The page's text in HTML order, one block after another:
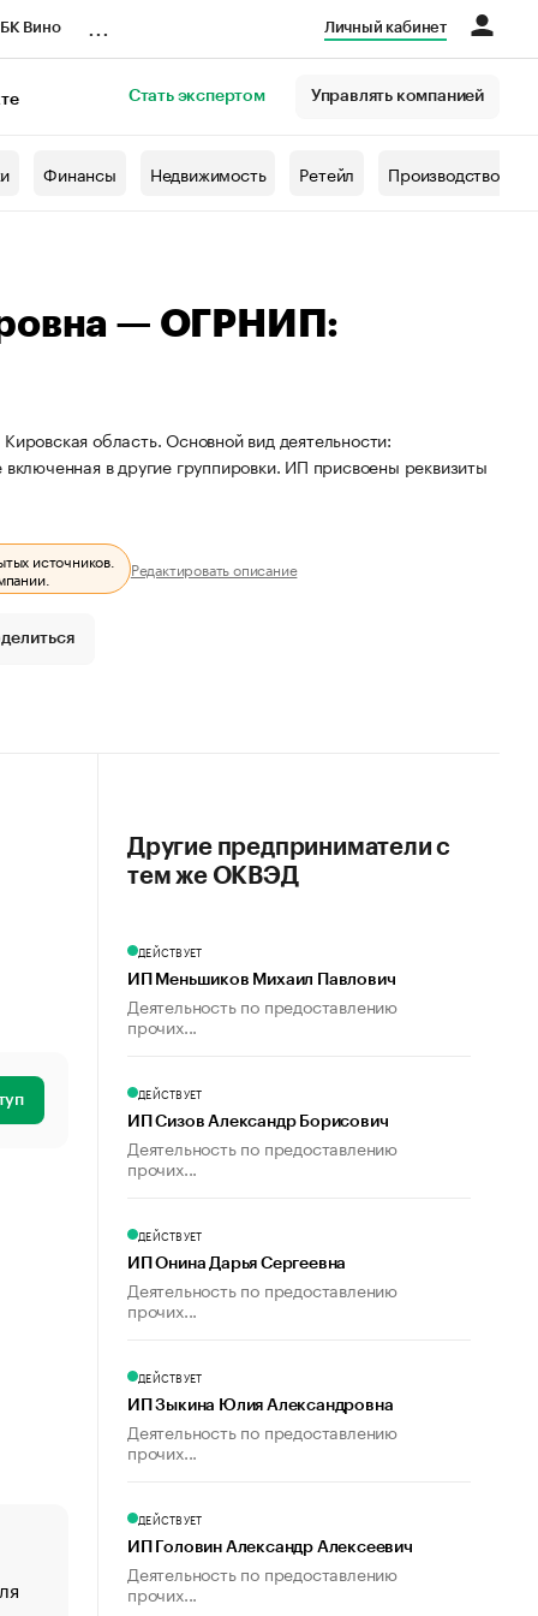
Вино Личный кабинет
Стать экспертом Управлять компанией
Финансы Недвижимость Ретейл Производство
— ОГРНИП:
область. Основной вид деятельности:
в другие группировки. ИП присвоены реквизиты
источников.
Редактировать описание
«От спорта тело стареет иначе». Как живет глава
Другие предприниматели с
тем же ОКВЭД
ДЕЙСТВУЕТ
ИП Меньшиков Михаил Павлович
Деятельность по предоставлению
прочих...
ДЕЙСТВУЕТ
ИП Сизов Александр Борисович
Деятельность по предоставлению
прочих...
ДЕЙСТВУЕТ
ИП Онина Дарья Сергеевна
Деятельность по предоставлению
прочих...
ДЕЙСТВУЕТ
ИП Зыкина Юлия Александровна
Деятельность по предоставлению
прочих...
ДЕЙСТВУЕТ
ИП Головин Александр Алексеевич
Деятельность по предоставлению
прочих...